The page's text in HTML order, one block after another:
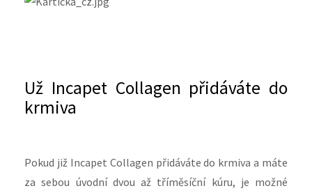
Už Incapet Collagen přidáváte do
krmiva
Pokud již Incapet Collagen přidáváte do krmiva a máte
za sebou úvodní dvou až tříměsíční kúru, je možné